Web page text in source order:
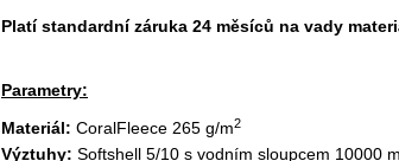
Platí standardní záruka 24 měsíců na vady
Parametry:
Materiál: CoralFleece 265 g/m2
Výztuhy: Softshell 5/10 s vodním sloupcem 10000